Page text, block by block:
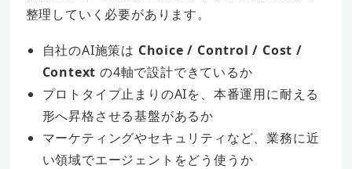
整理していく必要があります。
自社のAI施策は Choice / Control / Cost /
Context の4軸で設計できているか
プロトタイプ止まりのAIを、本番運用に耐える
形へ昇格させる基盤があるか
マーケティングやセキュリティなど、業務に近
い領域でエージェントをどう使うか